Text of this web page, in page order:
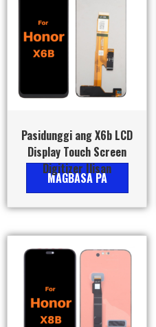
Pasidunggi ang X6b LCD
Display Touch Screen
Digitizer Ilisan
MAGBASA PA